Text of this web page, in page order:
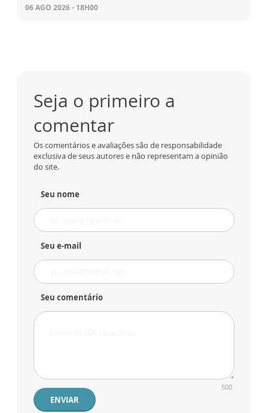
06 AGO 2026 - 18H00
Seja o primeiro a
comentar
Os comentários e avaliações são de responsabilidade
exclusiva de seus autores e não representam a opinião
do site.
Seu nome
Seu e-mail
Seu comentário
500
ENVIAR